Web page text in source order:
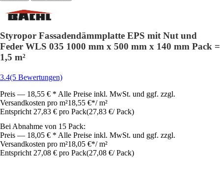
Styropor Fassadendämmplatte EPS mit Nut und
Feder WLS 035 1000 mm x 500 mm x 140 mm Pack =
1,5 m²
3.4(5 Bewertungen)
Preis — 18,55 € * Alle Preise inkl. MwSt. und ggf. zzgl.
Versandkosten pro m²18,55 €*/ m²
Entspricht 27,83 € pro Pack(27,83 €/ Pack)
Bei Abnahme von 15 Pack:
Preis — 18,05 € * Alle Preise inkl. MwSt. und ggf. zzgl.
Versandkosten pro m²18,05 €*/ m²
Entspricht 27,08 € pro Pack(27,08 €/ Pack)